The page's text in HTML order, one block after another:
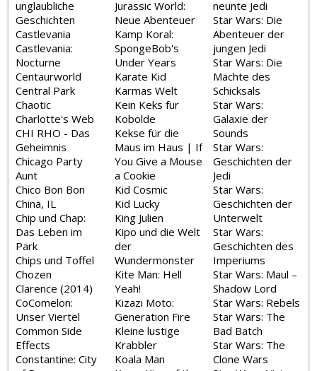
unglaubliche
Geschichten
Castlevania
Castlevania:
Nocturne
Centaurworld
Central Park
Chaotic
Charlotte's Web
CHI RHO - Das
Geheimnis
Chicago Party
Aunt
Chico Bon Bon
China, IL
Chip und Chap:
Das Leben im
Park
Chips und Toffel
Chozen
Clarence (2014)
CoComelon:
Unser Viertel
Common Side
Effects
Constantine: City
Jurassic World:
Neue Abenteuer
Kamp Koral:
SpongeBob's
Under Years
Karate Kid
Karmas Welt
Kein Keks für
Kobolde
Kekse für die
Maus im Haus | If
You Give a Mouse
a Cookie
Kid Cosmic
Kid Lucky
King Julien
Kipo und die Welt
der
Wundermonster
Kite Man: Hell
Yeah!
Kizazi Moto:
Generation Fire
Kleine lustige
Krabbler
Koala Man
neunte Jedi
Star Wars: Die
Abenteuer der
jungen Jedi
Star Wars: Die
Mächte des
Schicksals
Star Wars:
Galaxie der
Sounds
Star Wars:
Geschichten der
Jedi
Star Wars:
Geschichten der
Unterwelt
Star Wars:
Geschichten des
Imperiums
Star Wars: Maul –
Shadow Lord
Star Wars: Rebels
Star Wars: The
Bad Batch
Star Wars: The
Clone Wars